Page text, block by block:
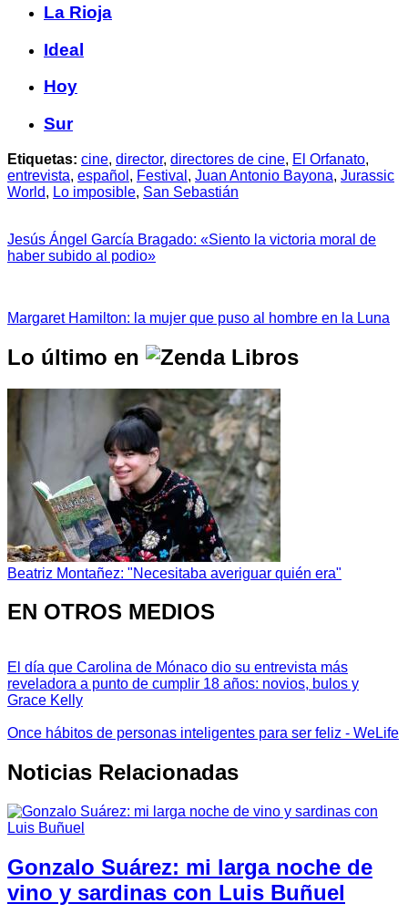
La Rioja
Ideal
Hoy
Sur
Etiquetas: cine, director, directores de cine, El Orfanato,
entrevista, español , Festival , Juan Antonio Bayona, Jurassic
World, Lo imposible, San Sebastián
Jesús Ángel García Bragado: «Siento la victoria moral de
haber subido al podio»
Margaret Hamilton: la mujer que puso al hombre en la Luna
Lo último en
Beatriz Montañez: "Necesitaba averiguar quién era"
EN OTROS MEDIOS
El día que Carolina de Mónaco dio su entrevista más
reveladora a punto de cumplir 18 años: novios, bulos y
Grace Kelly
Once hábitos de personas inteligentes para ser feliz - WeLife
Noticias Relacionadas
Gonzalo Suárez: mi larga noche de
vino y sardinas con Luis Buñuel